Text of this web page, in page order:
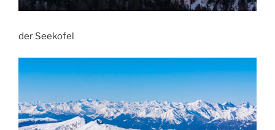
der Seekofel